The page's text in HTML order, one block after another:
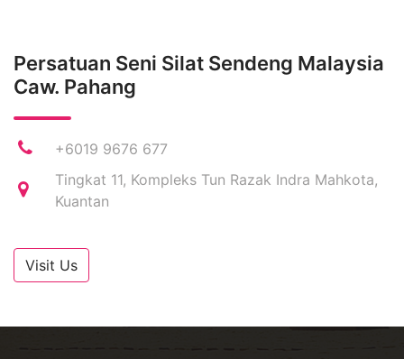
Persatuan Seni Silat Sendeng Malaysia
Caw. Pahang
+6019 9676 677
Tingkat 11, Kompleks Tun Razak Indra Mahkota,
Kuantan
Visit Us